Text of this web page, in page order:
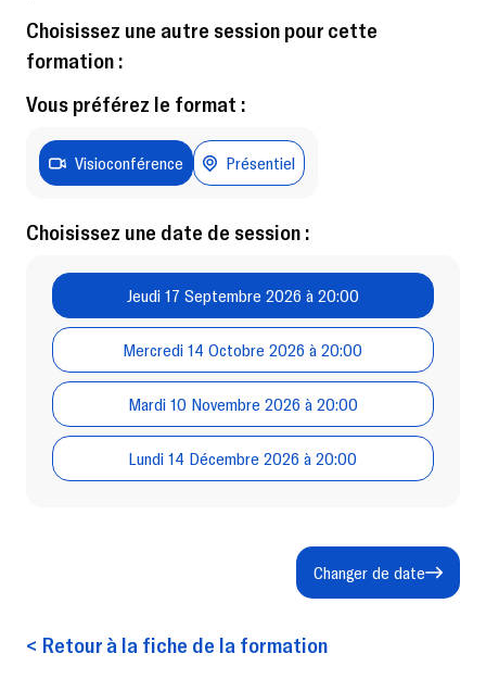
Choisissez une autre session pour cette
formation :
Vous préférez le format :
Visioconférence Présentiel
Choisissez une date de session :
Jeudi 17 Septembre 2026 à 20:00
Mercredi 14 Octobre 2026 à 20:00
Mardi 10 Novembre 2026 à 20:00
Lundi 14 Décembre 2026 à 20:00
Changer de date
< Retour à la fiche de la formation